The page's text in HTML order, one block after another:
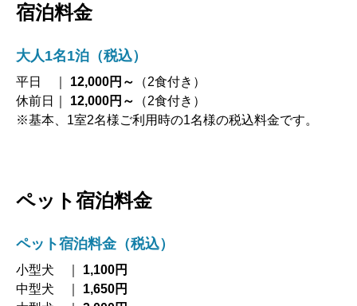
宿泊料金
大人1名1泊（税込）
平日 ｜ 12,000円～
（2食付き）
休前日｜
12,000円～
（2食付き）
※基本、1室2名様ご利用時の1名様の税込料金です。
ペット宿泊料金
ペット宿泊料金（税込）
小型犬 ｜ 1,100円
中型犬 ｜ 1,650円